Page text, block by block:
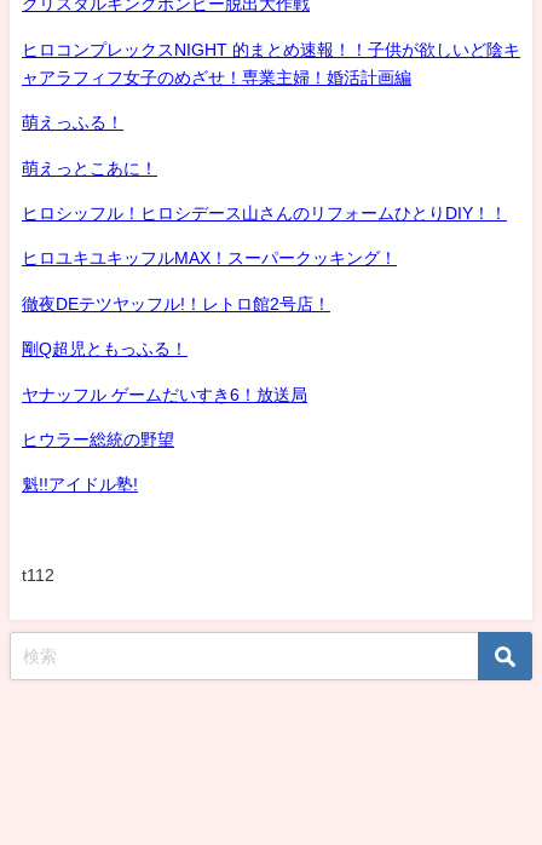
クリスタルキングボンビー脱出大作戦
ヒロコンプレックスNIGHT 的まとめ速報！！子供が欲しいど陰キ
ャアラフィフ女子のめざせ！専業主婦！婚活計画編
萌えっふる！
萌えっとこあに！
ヒロシッフル！ヒロシデース山さんのリフォームひとりDIY！！
ヒロユキユキッフルMAX！スーパークッキング！
徹夜DEテツヤッフル!！レトロ館2号店！
剛Q超児ともっふる！
ヤナッフル ゲームだいすき6！放送局
ヒウラー総統の野望
魁!!アイドル塾!
t112